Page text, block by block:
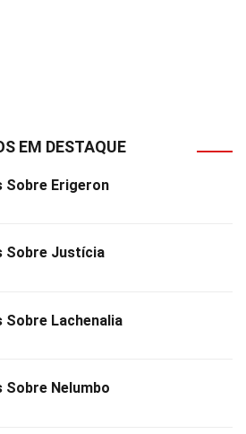
EM DESTAQUE
Sobre Erigeron
Sobre Justícia
Sobre Lachenalia
Sobre Nelumbo